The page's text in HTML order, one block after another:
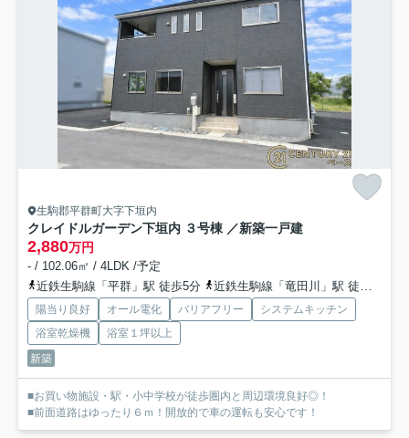
生駒郡平群町大字下垣内
クレイドルガーデン下垣内 ３号棟 ／新築一戸建
2,880万円
- / 102.06㎡ / 4LDK /予定
近鉄生駒線「平群」駅 徒歩5分
近鉄生駒線「竜田川」駅 徒歩15分
陽当り良好 オール電化 バリアフリー
システムキッチン
浴室乾燥機
浴室１坪以上
新築
■お買い物施設・駅・小中学校が徒歩圏内と周辺環境良好◎！
■前面道路はゆったり６ｍ！開放的で車の運転も安心です！